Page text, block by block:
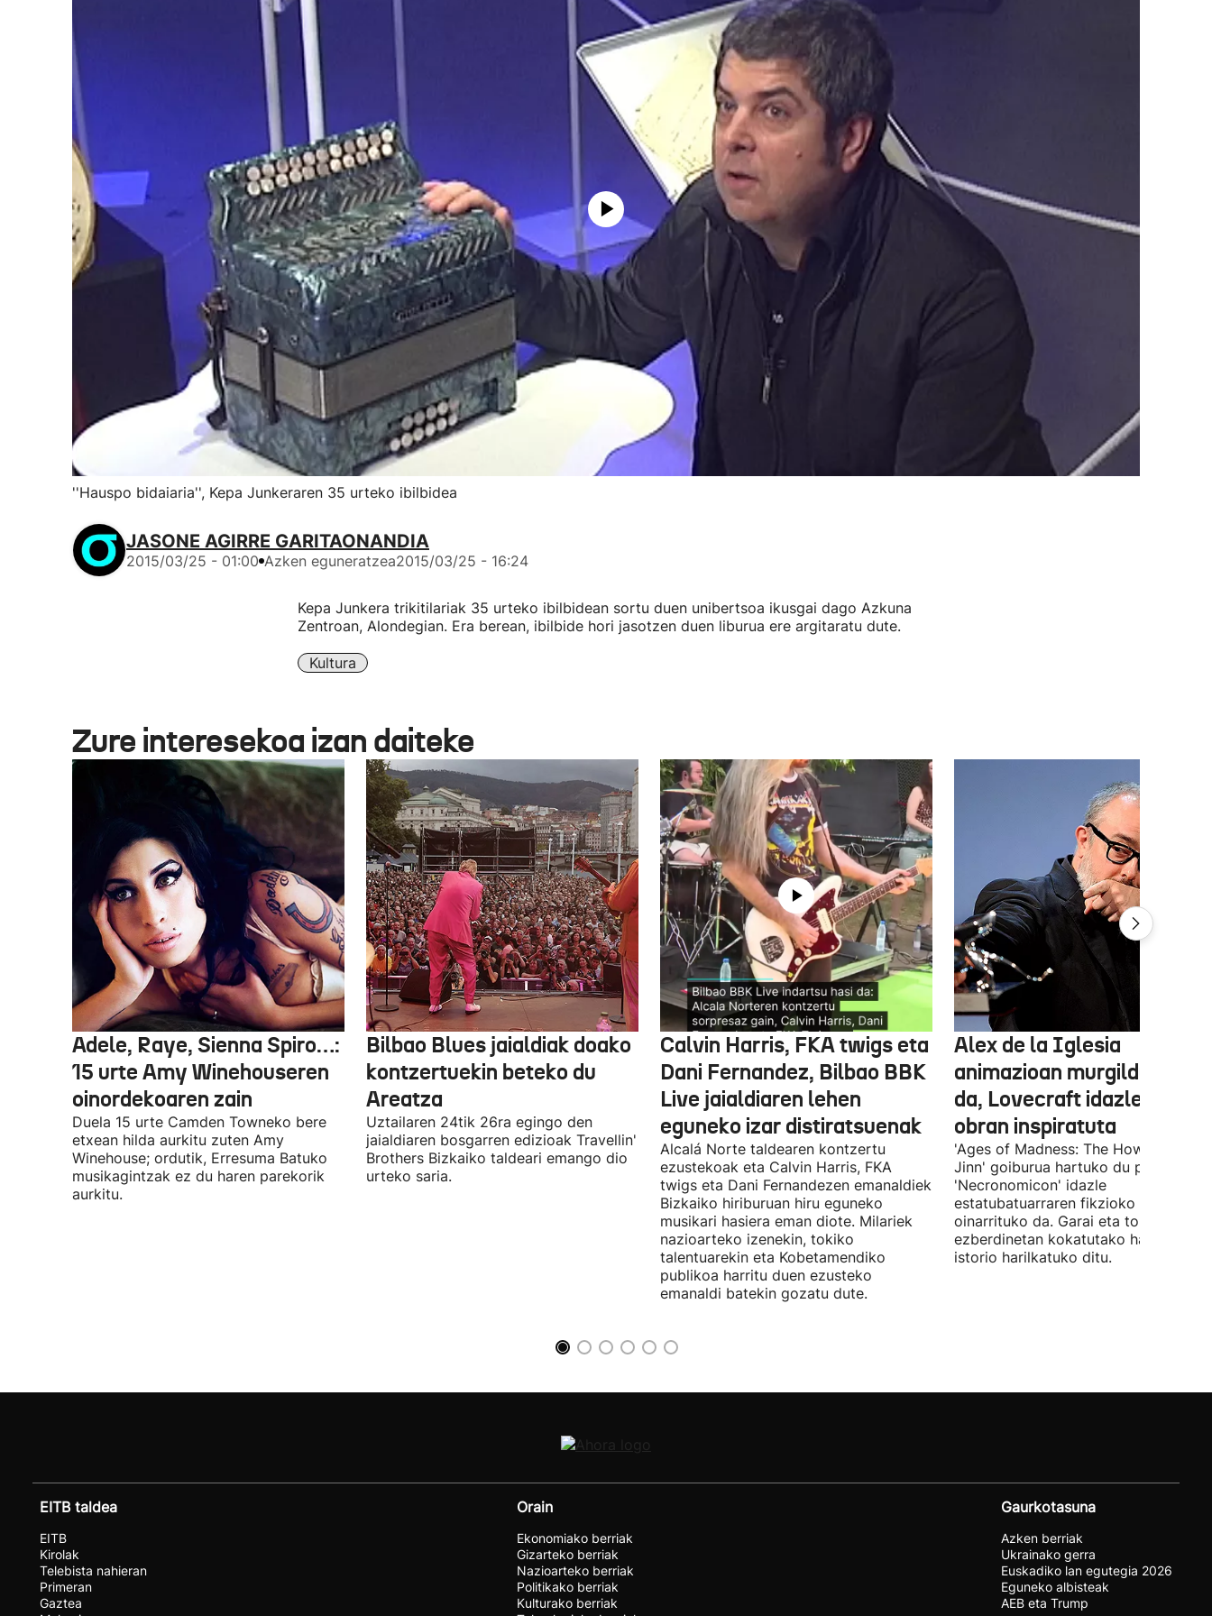
''Hauspo bidaiaria'', Kepa Junkeraren 35 urteko ibilbidea
JASONE AGIRRE GARITAONANDIA
2015/03/25 - 01:00 Azken eguneratzea2015/03/25 - 16:24
Kepa Junkera trikitilariak 35 urteko ibilbidean sortu duen unibertsoa ikusgai dago Azkuna
Zentroan, Alondegian. Era berean, ibilbide hori jasotzen duen liburua ere argitaratu dute.
Kultura
Zure interesekoa izan daiteke
Adele, Raye, Sienna Spiro…:
15 urte Amy Winehouseren
oinordekoaren zain
Duela 15 urte Camden Towneko bere
etxean hilda aurkitu zuten Amy
Winehouse; ordutik, Erresuma Batuko
musikagintzak ez du haren parekorik
aurkitu.
Bilbao Blues jaialdiak doako
kontzertuekin beteko du
Areatza
Uztailaren 24tik 26ra egingo den
jaialdiaren bosgarren edizioak Travellin'
Brothers Bizkaiko taldeari emango dio
urteko saria.
Calvin Harris, FKA twigs eta
Dani Fernandez, Bilbao BBK
Live jaialdiaren lehen
eguneko izar distiratsuenak
Alcalá Norte taldearen kontzertu
ezustekoak eta Calvin Harris, FKA
twigs eta Dani Fernandezen emanaldiek
Bizkaiko hiriburuan hiru eguneko
musikari hasiera eman diote. Milariek
nazioarteko izenekin, tokiko
talentuarekin eta Kobetamendiko
publikoa harritu duen ezusteko
emanaldi batekin gozatu dute.
Alex de la Iglesia
animazioan murgilduko
da, Lovecraft idazlearen
obran inspiratuta
'Ages of Madness: The Howling of
Jinn' goiburua hartuko du pelikulak,
'Necronomicon' idazle
estatubatuarraren fikzioko liburuan
oinarrituko da. Garai eta toki
ezberdinetan kokatutako hainbat
istorio harilkatuko ditu.
EITB taldea
EITB
Kirolak
Telebista nahieran
Primeran
Gaztea
Orain
Ekonomiako berriak
Gizarteko berriak
Nazioarteko berriak
Politikako berriak
Kulturako berriak
Gaurkotasuna
Azken berriak
Ukrainako gerra
Euskadiko lan egutegia 2026
Eguneko albisteak
AEB eta Trump